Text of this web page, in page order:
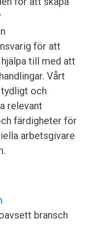
för att
till med att
Vårt
och
relevant
färdigheter för
arbetsgivare
bransch